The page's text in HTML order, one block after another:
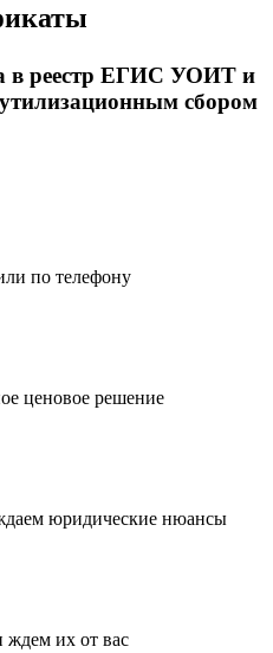
в реестр ЕГИС УОИТ и
сбором
по телефону
ценовое решение
юридические нюансы
их от вас